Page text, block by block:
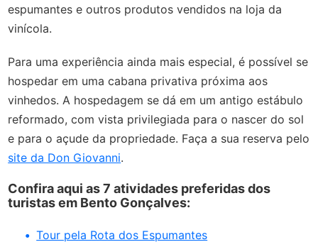
espumantes e outros produtos vendidos na loja da
vinícola.
Para uma experiência ainda mais especial, é possível se
hospedar em uma cabana privativa próxima aos
vinhedos. A hospedagem se dá em um antigo estábulo
reformado, com vista privilegiada para o nascer do sol
e para o açude da propriedade. Faça a sua reserva pelo
site da Don Giovanni.
Confira aqui as 7 atividades preferidas dos
turistas em Bento Gonçalves:
Tour pela Rota dos Espumantes